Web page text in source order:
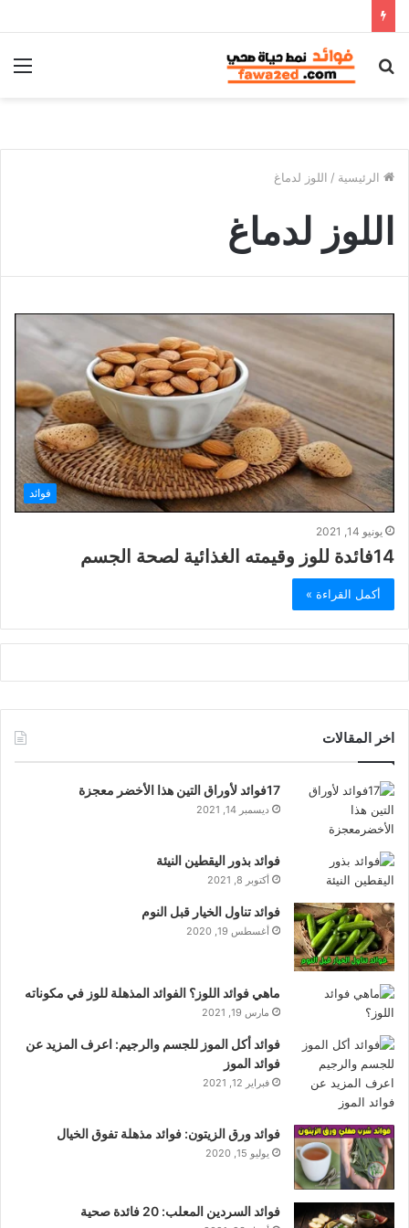
بحث
الرئيسية / اللوز لدماغ
اللوز لدماغ
فوائد
يونيو 14, 2021
14فائدة للوز وقيمته الغذائية لصحة الجسم
أكمل القراءة »
اخر المقالات
17فوائد لأوراق التين هذا الأخضر معجزة
ديسمبر 14, 2021
فوائد بذور اليقطين النيئة
أكتوبر 8, 2021
فوائد تناول الخيار قبل النوم
أغسطس 19, 2020
ماهي فوائد اللوز؟ الفوائد المذهلة للوز في مكوناته
مارس 19, 2021
فوائد أكل الموز للجسم والرجيم: اعرف المزيد عن
فوائد الموز
فبراير 12, 2021
فوائد ورق الزيتون: فوائد مذهلة تفوق الخيال
يوليو 15, 2020
فوائد السردين المعلب: 20 فائدة صحية